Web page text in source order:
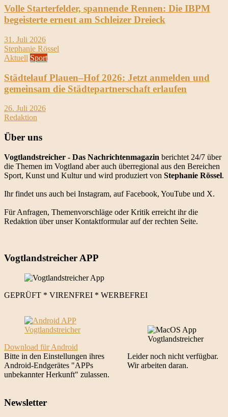
Volle Starterfelder, spannende Rennen: Die IBPM
begeisterte erneut am Schleizer Dreieck
31. Juli 2026
Stephanie Rössel
Aktuell Sport
Städtelauf Plauen–Hof 2026: Jetzt anmelden und
gemeinsam die Städtepartnerschaft erlaufen
26. Juli 2026
Redaktion
Über uns
Vogtlandstreicher - Das Nachrichtenmagazin berichtet 24/7 über
die Themen im Vogtland aber auch überregional aus den Bereichen
Sport, Kunst und Kultur und wird produziert von Stephanie Rössel.
Ihr findet uns auch bei Instagram, auf Facebook, YouTube und X.
Für Anfragen, Themenvorschläge oder Kritik erreicht ihr die
Redaktion über unser Kontaktformular auf der rechten Seite.
Vogtlandstreicher APP
GEPRÜFT * VIRENFREI * WERBEFREI
Download für Android
Bitte in den Einstellungen ihres
Android-Endgerätes "APPs
unbekannter Herkunft" zulassen.
Leider noch nicht verfügbar.
Wir arbeiten daran.
Newsletter